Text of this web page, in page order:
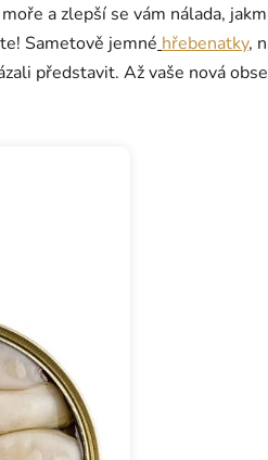
a zlepší se vám nálada,
Sametově jemné hřebenatky,
představit. Až vaše nová